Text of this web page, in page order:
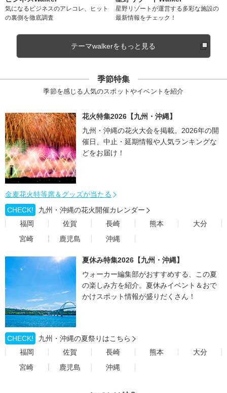
気になるビジネスのアレコレ、ヒット
の裏側を徹底調査
星野リゾートが運営する多彩な施設の
最新情報をチェック！
テーマwalkerをもっと見る
季節特集
季節を感じる人気のスポットやイベントを紹介
花火特集2026【九州・沖縄】
九州・沖縄の花火大会を掲載。2026年の開
催日、中止・延期情報や人気ランキングな
どをお届け！
金麦花火特等席＆グッズが当たる
CHECK!
九州・沖縄の花火開催カレンダー
福岡
佐賀 長崎 熊本
大分
宮崎
鹿児島 沖縄
夏休み特集2026【九州・沖縄】
ウォーカー編集部がおすすめする、この夏
の楽しみ方を紹介。夏休みイベント＆おで
かけスポット情報が盛りだくさん！
CHECK!
九州・沖縄の夏祭りはこちら
福岡
佐賀 長崎 熊本
大分
宮崎
鹿児島 沖縄